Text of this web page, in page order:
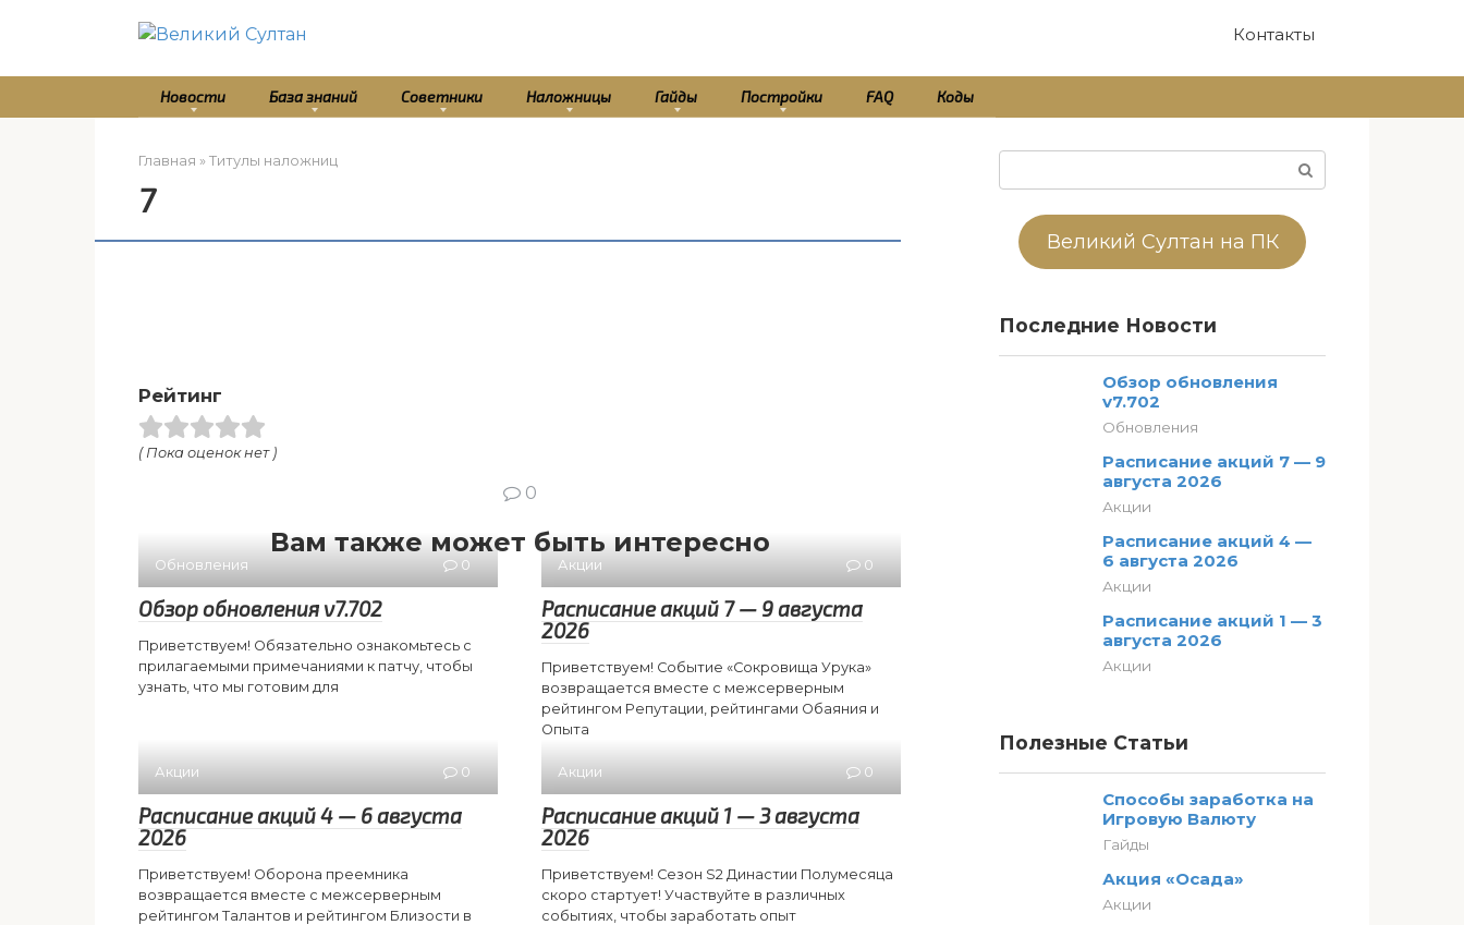
Контакты
Новости База знаний Советники Наложницы Гайды Постройки FAQ Коды
Главная » Титулы наложниц
7
Рейтинг
( Пока оценок нет )
0
Вам также может быть интересно
Обновления 0
Обзор обновления v7.702
Приветствуем! Обязательно ознакомьтесь с
прилагаемыми примечаниями к патчу, чтобы
узнать, что мы готовим для
Акции 0
Расписание акций 7 — 9 августа
2026
Приветствуем! Событие «Сокровища Урука»
возвращается вместе с межсерверным
рейтингом Репутации, рейтингами Обаяния и
Опыта
Акции 0
Расписание акций 4 — 6 августа
2026
Приветствуем! Оборона преемника
возвращается вместе с межсерверным
рейтингом Талантов и рейтингом Близости в
Акции 0
Расписание акций 1 — 3 августа
2026
Приветствуем! Сезон S2 Династии Полумесяца
скоро стартует! Участвуйте в различных
событиях, чтобы заработать опыт
Великий Султан на ПК
Последние Новости
Обзор обновления
v7.702
Обновления
Расписание акций 7 — 9
августа 2026
Акции
Расписание акций 4 —
6 августа 2026
Акции
Расписание акций 1 — 3
августа 2026
Акции
Полезные Статьи
Способы заработка на
Игровую Валюту
Гайды
Акция «Осада»
Акции